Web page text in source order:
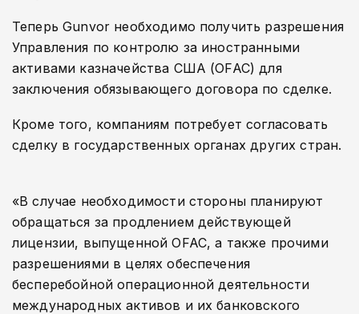
Теперь Gunvor необходимо получить разрешения
Управления по контролю за иностранными
активами казначейства США (OFAC) для
заключения обязывающего договора по сделке.
Кроме того, компаниям потребует согласовать
сделку в государственных органах других стран.
«В случае необходимости стороны планируют
обращаться за продлением действующей
лицензии, выпущенной OFAC, а также прочими
разрешениями в целях обеспечения
бесперебойной операционной деятельности
международных активов и их банковского